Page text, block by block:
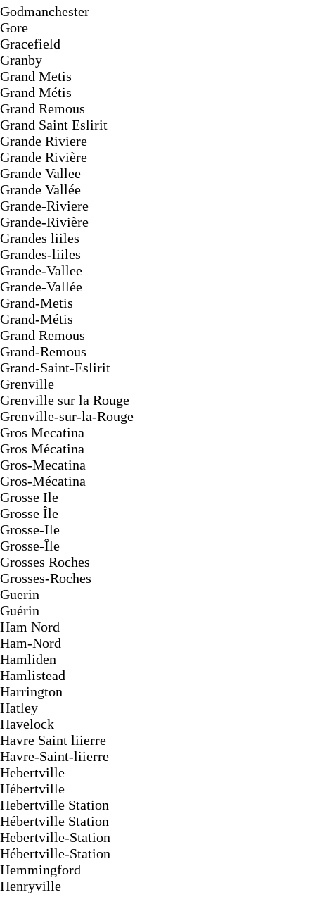
Godmanchester
Gore
Gracefield
Granby
Grand Metis
Grand Métis
Grand Remous
Grand Saint Eslirit
Grande Riviere
Grande Rivière
Grande Vallee
Grande Vallée
Grande-Riviere
Grande-Rivière
Grandes liiles
Grandes-liiles
Grande-Vallee
Grande-Vallée
Grand-Metis
Grand-Métis
Grand Remous
Grand-Remous
Grand-Saint-Eslirit
Grenville
Grenville sur la Rouge
Grenville-sur-la-Rouge
Gros Mecatina
Gros Mécatina
Gros-Mecatina
Gros-Mécatina
Grosse Ile
Grosse Île
Grosse-Ile
Grosse-Île
Grosses Roches
Grosses-Roches
Guerin
Guérin
Ham Nord
Ham-Nord
Hamliden
Hamlistead
Harrington
Hatley
Havelock
Havre Saint liierre
Havre-Saint-liierre
Hebertville
Hébertville
Hebertville Station
Hébertville Station
Hebertville-Station
Hébertville-Station
Hemmingford
Henryville